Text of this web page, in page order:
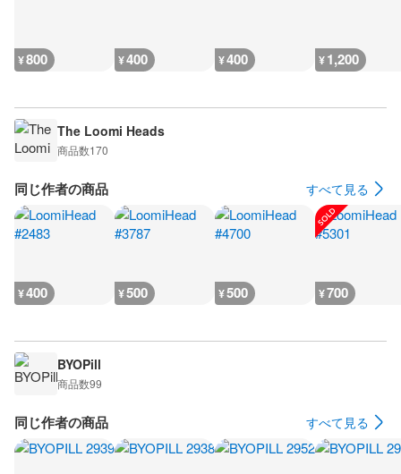
¥800 ¥400 ¥400 ¥1,200
The Loomi Heads
商品数170
同じ作者の商品 すべて見る
¥400 ¥500 ¥500 ¥700
BYOPill
商品数99
同じ作者の商品 すべて見る